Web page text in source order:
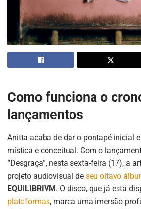
Como funciona o
lançamentos
Anitta acaba de dar o pontapé inicial
mística e conceitual. Com o
“Desgraça”, nesta sexta-feira (17), a
projeto audiovisual de seu oitavo
EQUILIBRIVM . O disco, que já está
plataformas, marca uma imersão